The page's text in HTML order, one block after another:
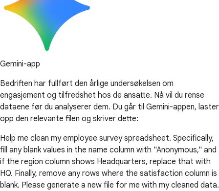
Gemini-app
Bedriften har fullført den årlige undersøkelsen om
engasjement og tilfredshet hos de ansatte. Nå vil du rense
dataene før du analyserer dem. Du går til Gemini-appen, laster
opp den relevante filen og skriver dette:
Help me clean my employee survey spreadsheet. Specifically,
fill any blank values in the name column with "Anonymous," and
if the region column shows Headquarters, replace that with
HQ. Finally, remove any rows where the satisfaction column is
blank. Please generate a new file for me with my cleaned data.